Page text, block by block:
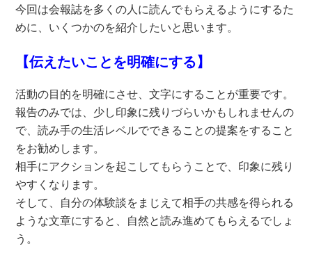
今回は会報誌を多くの人に読んでもらえるようにするた
めに、いくつかのを紹介したいと思います。
【伝えたいことを明確にする】
活動の目的を明確にさせ、文字にすることが重要です。
報告のみでは、少し印象に残りづらいかもしれませんの
で、読み手の生活レベルでできることの提案をすること
をお勧めします。
相手にアクションを起こしてもらうことで、印象に残り
やすくなります。
そして、自分の体験談をまじえて相手の共感を得られる
ような文章にすると、自然と読み進めてもらえるでしょ
う。